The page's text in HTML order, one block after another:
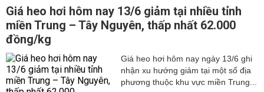
Giá heo hơi hôm nay 13/6 giảm tại nhiều tỉnh
miền Trung – Tây Nguyên, thấp nhất 62.000
đồng/kg
Giá heo hơi hôm nay ngày 13/6 ghi
nhận xu hướng giảm tại một số địa
phương thuộc khu vực miền Trung...